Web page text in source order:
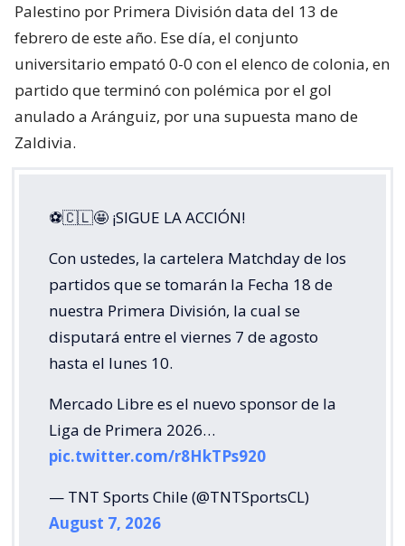
Palestino por Primera División data del 13 de
febrero de este año. Ese día, el conjunto
universitario empató 0-0 con el elenco de colonia, en
partido que terminó con polémica por el gol
anulado a Aránguiz, por una supuesta mano de
Zaldivia.
⚽🇨🇱🤩 ¡SIGUE LA ACCIÓN!
Con ustedes, la cartelera Matchday de los
partidos que se tomarán la Fecha 18 de
nuestra Primera División, la cual se
disputará entre el viernes 7 de agosto
hasta el lunes 10.
Mercado Libre es el nuevo sponsor de la
Liga de Primera 2026…
pic.twitter.com/r8HkTPs920
— TNT Sports Chile (@TNTSportsCL)
August 7, 2026